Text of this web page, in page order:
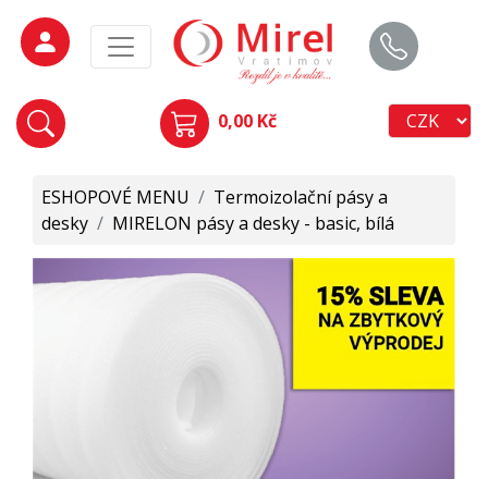
0,00 Kč
ESHOPOVÉ MENU / Termoizolační pásy a
desky / MIRELON pásy a desky - basic, bílá